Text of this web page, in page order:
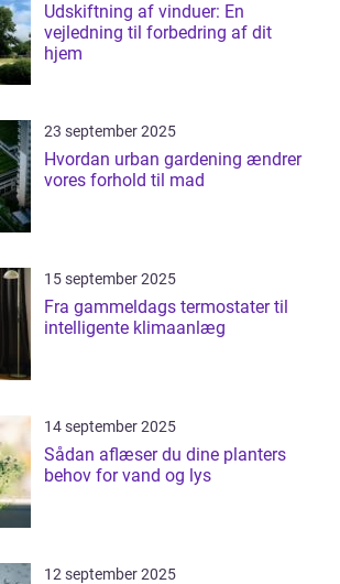
Udskiftning af vinduer: En
vejledning til forbedring af dit
hjem
23 september 2025
Hvordan urban gardening ændrer
vores forhold til mad
15 september 2025
Fra gammeldags termostater til
intelligente klimaanlæg
14 september 2025
Sådan aflæser du dine planters
behov for vand og lys
12 september 2025